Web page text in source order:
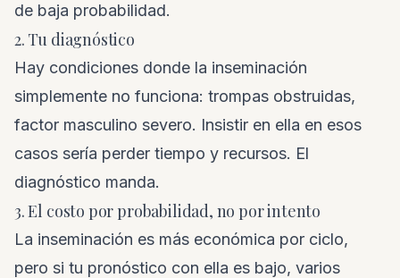
de baja probabilidad.
2. Tu diagnóstico
Hay condiciones donde la inseminación
simplemente no funciona: trompas obstruidas,
factor masculino severo. Insistir en ella en esos
casos sería perder tiempo y recursos. El
diagnóstico manda.
3. El costo por probabilidad, no por intento
La inseminación es más económica por ciclo,
pero si tu pronóstico con ella es bajo, varios